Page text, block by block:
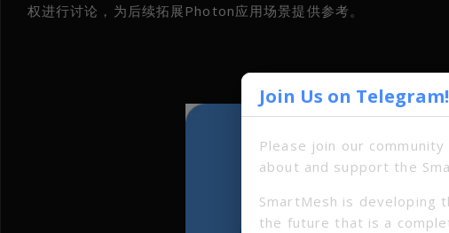
权进行讨论，为后续拓展Photon应用场景提供参考。
Join Us on Telegram!
Please join our
about and support the
SmartMesh is developing
the future that is a